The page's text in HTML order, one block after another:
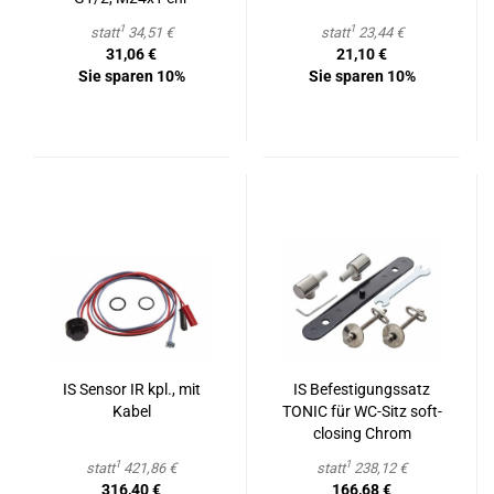
statt134,51 €
31,06 €
Sie sparen 10%
statt123,44 €
21,10 €
Sie sparen 10%
IS Sen­sor IR kpl., mit
Kabel
statt1 421,86 €
316,40 €
IS Be­fes­ti­gungs­satz
TONIC für WC-​Sitz soft­
clo­sing Chrom
statt1 238,12 €
166,68 €